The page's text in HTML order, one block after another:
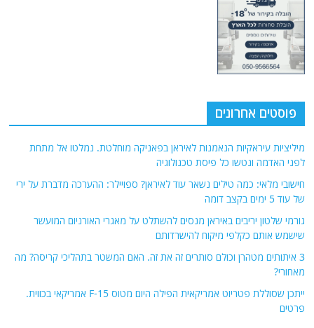
פוסטים אחרונים
מיליציות עיראקיות הנאמנות לאיראן בפאניקה מוחלטת. נמלטו אל מתחת
לפני האדמה ונטשו כל פיסת טכנולוגיה
חישובי מלאי: כמה טילים נשאר עוד לאיראן? ספויילר: ההערכה מדברת על ירי
של עוד 5 ימים בקצב דומה
גורמי שלטון יריבים באיראן מנסים להשתלט על מאגרי האורניום המועשר
שישמש אותם כקלפי מיקוח להישרדותם
3 איתותים מטהרן וכולם סותרים זה את זה. האם המשטר בתהליכי קריסה? מה
מאחורי?
ייתכן שסוללת פטריוט אמריקאית הפילה היום מטוס F-15 אמריקאי בכווית.
פרטים